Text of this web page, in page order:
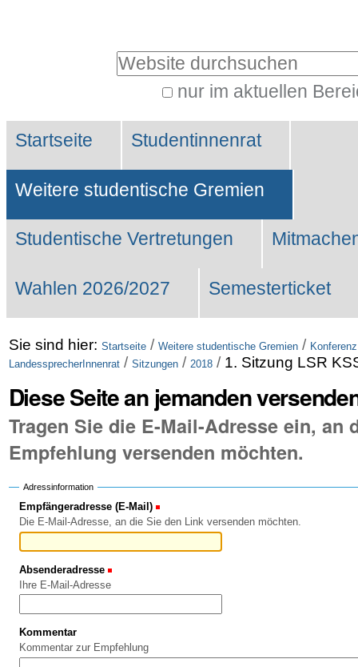
Website durchsuchen
nur im aktuellen
Suche…
Sektionen
Startseite Studentinnenrat
Weitere studentische Gremien
Studentische Vertretungen
Wahlen 2026/2027 Semesterticket
Sie sind hier: Startseite / Weitere studentische Gremien /
LandessprecherInnenrat / Sitzungen / 2018 / 1. Sitzung LSR
Diese Seite an jemanden
Tragen Sie die E-Mail-Adresse ein, an
Empfehlung versenden möchten.
Adressinformation
Empfängeradresse (E-Mail)
Die E-Mail-Adresse, an die Sie den Link versenden möchten.
Absenderadresse
Ihre E-Mail-Adresse
Kommentar
Kommentar zur Empfehlung